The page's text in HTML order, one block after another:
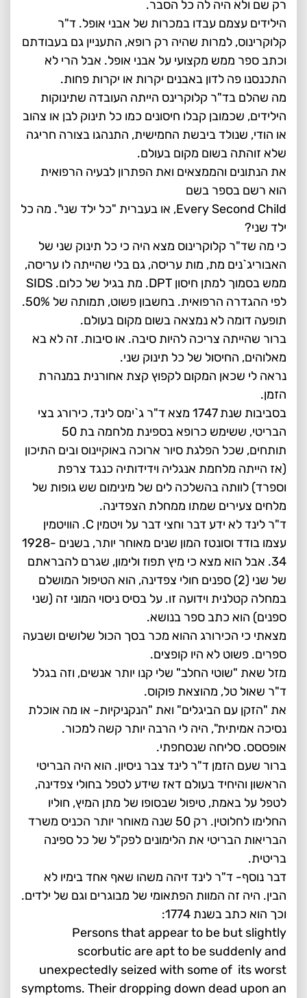
רק שם ולא היה לה כל הסבר.
הילידים עצמם עבדו במכרות של אבני אופל. ד"ר
קלוקרינוס, למרות שהיה רק רופא, התעניין גם בעבודתם
וכתב ספר ממש מקצועי על אבני אופל. אבל הרי לא
התכנסנו פה לדון באבנים יקרות או יקרות פחות.
מה שהלם בד"ר קלוקרינס הייתה העובדה שתינוקות
הילידים, שכמובן קבלו חיסונים כמו כל תינוק לבן או צהוב
או הודי, שנולד ביבשת החמישית, התנהגו בצורה חריגה
שלא זוהתה בשום מקום בעולם.
את הנתונים והממצאים ואת הפתרון לבעיה הרפואית
הוא רשם בספר בשם
Every Second Child, או בעברית "כל ילד שני". מה כל
ילד שני?
כי מה שד"ר קלוקרינוס מצא היה כי כל תינוק שני של
האבוריג`נים מת, מות עריסה, גם בלי שהייתה לו עריסה,
ממש בסמוך למתן חיסון DPT. מת בגיל של כלום. SIDS
לפי ההגדרה הרפואית. בחשבון פשוט, תמותה של 50%.
תופעה דומה לא נמצאה בשום מקום בעולם.
ברור שהייתה צריכה להיות סיבה. או סיבות. זה לא בא
מאלוהים, החיסול של כל תינוק שני.
נראה לי שכאן המקום לקפוץ קצת אחורנית במנהרת
הזמן.
בסביבות שנת 1747 מצא ד"ר ג`ימס לינד, כירורג בצי
הבריטי, ששימש כרופא בספינת מלחמה בת 50
תותחים, שכל הפלגת סיור ארוכה באוקיינוס ובים התיכון
(אז הייתה מלחמת אנגליה וידידותיה כנגד צרפת
וספרד) לוותה בהשלכה לים של מינימום שש גופות של
מלחים צעירים שמתו ממחלת הצפדינה.
ד"ר לינד לא ידע דבר וחצי דבר על ויטמין C. הוויטמין
עצמו בודד וסונטז המון שנים מאוחר יותר, בשנים 1928-
34. אבל הוא מצא כי מיץ תפוז ולימון, שגרם להבראתם
של שני (2) ספנים חולי צפדינה, הוא הטיפול המושלם
במחלה קטלנית וידועה זו. על בסיס ניסוי המוני זה (שני
ספנים) הוא כתב ספר בנושא.
מצאתי כי הכירורג ההוא מכר בסך הכול שלושים ושבעה
ספרים. פשוט לא היו קופצים.
מזל שאת "שוטי החלב" שלי קנו יותר אנשים, וזה בגלל
ד"ר שאול טל, מהוצאת פוקוס.
את "הזקן עם הביגלים" ואת "הנקניקיות- או מה אוכלת
נסיכה אמיתית", היה לי הרבה יותר קשה למכור.
אופססס. סליחה שנסחפתי.
ברור שעם הזמן ד"ר לינד צבר ניסיון. הוא היה הבריטי
הראשון והיחיד בעולם דאז שידע לטפל בחולי צפדינה,
לטפל על באמת, טיפול שבסופו של מתן המיץ, חוליו
החלימו לחלוטין. רק 50 שנה מאוחר יותר הכניס משרד
הבריאות הבריטי את הלימונים לפק"ל של כל ספינה
בריטית.
דבר נוסף- ד"ר לינד זיהה משהו שאף אחד בימיו לא
הבין. היה זה המוות הפתאומי של מבוגרים וגם של ילדים.
וכך הוא כתב בשנת 1774:
Persons that appear to be but slightly
scorbutic are apt to be suddenly and
unexpectedly seized with some of its worst
symptoms. Their dropping down dead upon an